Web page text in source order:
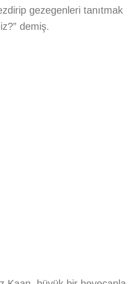
gezegenleri tanıtmak
demiş.